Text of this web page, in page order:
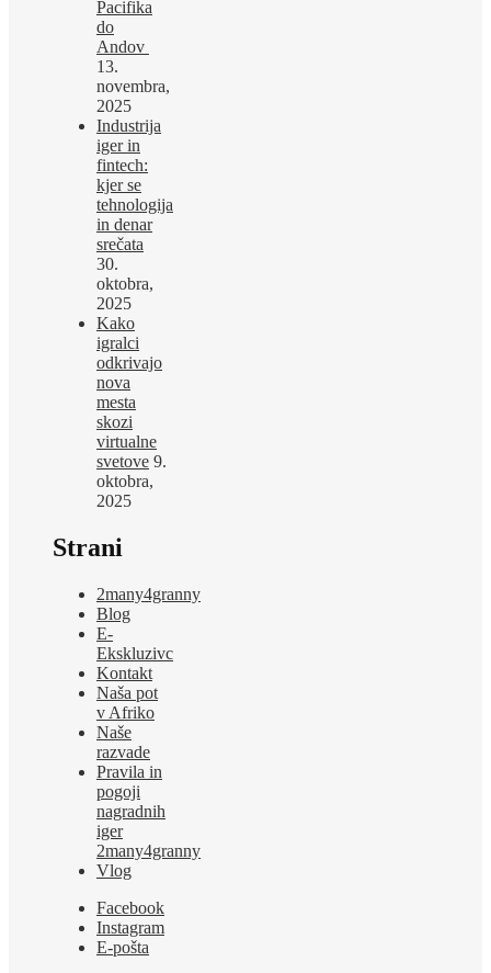
Pacifika
do
Andov
13.
novembra,
2025
Industrija
iger in
fintech:
kjer se
tehnologija
in denar
srečata
30.
oktobra,
2025
Kako
igralci
odkrivajo
nova
mesta
skozi
virtualne
svetove 9.
oktobra,
2025
Strani
2many4granny
Blog
E-
Ekskluzivc
Kontakt
Naša pot
v Afriko
Naše
razvade
Pravila in
pogoji
nagradnih
iger
2many4granny
Vlog
Facebook
Instagram
E-pošta